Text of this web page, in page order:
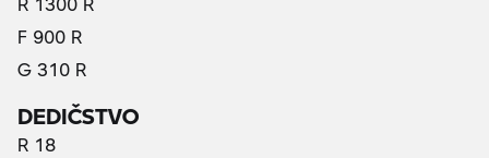
F 900 R
G 310 R
DEDIČSTVO
R 18